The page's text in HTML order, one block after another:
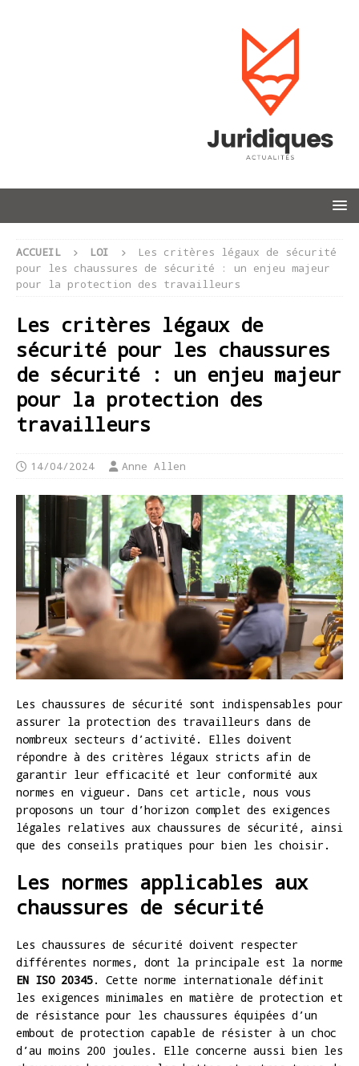
ACCUEIL LOI
Les critères légaux de sécurité
pour les chaussures de sécurité : un enjeu majeur
pour la protection des travailleurs
Les critères légaux de
sécurité pour les chaussures
de sécurité : un enjeu majeur
pour la protection des
travailleurs
14/04/2024 Anne Allen
Les chaussures de sécurité sont indispensables pour
assurer la protection des travailleurs dans de
nombreux secteurs d’activité. Elles doivent
répondre à des critères légaux stricts afin de
garantir leur efficacité et leur conformité aux
normes en vigueur. Dans cet article, nous vous
proposons un tour d’horizon complet des exigences
légales relatives aux chaussures de sécurité, ainsi
que des conseils pratiques pour bien les choisir.
Les normes applicables aux
chaussures de sécurité
Les chaussures de sécurité doivent respecter
différentes normes, dont la principale est la norme
EN ISO 20345. Cette norme internationale définit
les exigences minimales en matière de protection et
de résistance pour les chaussures équipées d’un
embout de protection capable de résister à un choc
d’au moins 200 joules. Elle concerne aussi bien les